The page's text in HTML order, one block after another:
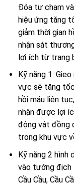
Đóa tự chạm
hiệu ứng tăng
giảm thời gian
nhận sát
lợi ích từ trang
Kỹ năng 1:
vực sẽ tăng
hồi máu liên
nhận được lợi
động vật đồng
trong khu vực
Kỹ năng 2 hình
vào tướng địch
Cầu Cầu, Cầu